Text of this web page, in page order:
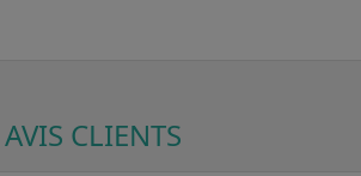
AVIS CLIENTS